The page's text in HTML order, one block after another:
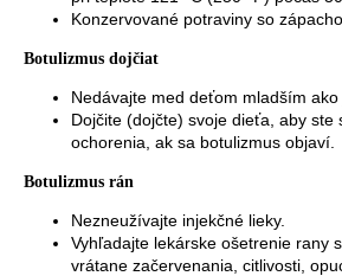
Konzervované potraviny so
Botulizmus dojčiat
Nedávajte med deťom mladším ako
Dojčite (dojčte) svoje dieťa, aby ste
ochorenia, ak sa botulizmus objaví.
Botulizmus rán
Nezneužívajte injekčné lieky.
Vyhľadajte lekárske ošetrenie rany
vrátane začervenania, citlivosti,